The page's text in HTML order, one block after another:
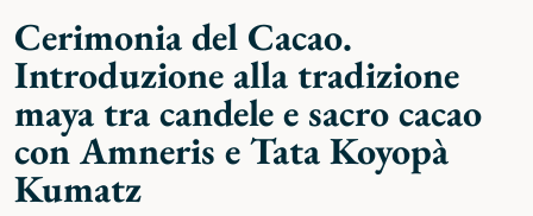
Cerimonia del Cacao.
Introduzione alla tradizione
maya tra candele e sacro cacao
con Amneris e Tata Koyopà
Kumatz